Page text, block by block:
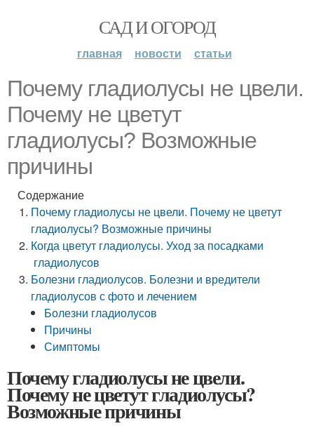
САД И ОГОРОД
главная новости статьи
Почему гладиолусы не цвели.
Почему не цветут
гладиолусы? Возможные
причины
Содержание
Почему гладиолусы не цвели. Почему не цветут
гладиолусы? Возможные причины
Когда цветут гладиолусы. Уход за посадками
гладиолусов
Болезни гладиолусов. Болезни и вредители
гладиолусов с фото и лечением
Болезни гладиолусов
Причины
Симптомы
Почему гладиолусы не цвели.
Почему не цветут гладиолусы?
Возможные причины